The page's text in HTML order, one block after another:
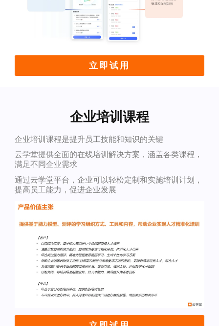
立即试用
企业培训课程
企业培训课程是提升员工技能和知识的关键
云学堂提供全面的在线培训解决方案，涵盖各类课程，
满足不同企业需求
通过云学堂平台，企业可以轻松定制和实施培训计划，
提高员工能力，促进企业发展